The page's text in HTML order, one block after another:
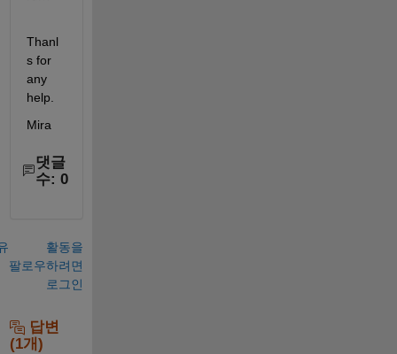
Thanl
s for
any
help.
Mira
댓글
수: 0
활동을
팔로우하려면
로그인
답변
(1개)